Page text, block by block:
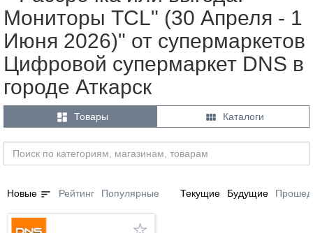
Мониторы TCL" (30 Апреля - 1
Июня 2026)" от супермаркетов
Цифровой супермаркет DNS в
городе Аткарск
 Товары  Каталоги
Новые sort Рейтинг Популярные Текущие Будущие